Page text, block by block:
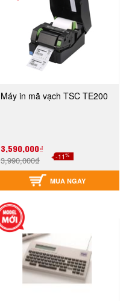
Máy in mã vạch TSC TE200
3,590,000₫
3,990,000₫ -11%
MUA NGAY